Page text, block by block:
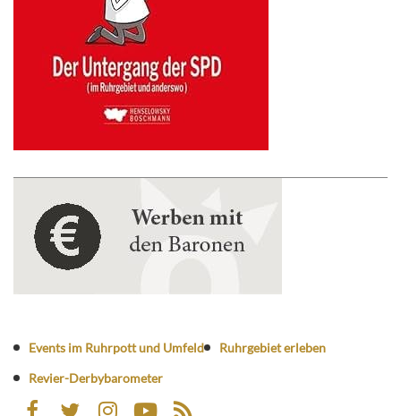
Events im Ruhrpott und Umfeld
Ruhrgebiet erleben
Revier-Derbybarometer